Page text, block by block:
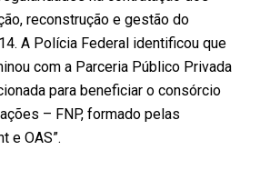
reconstrução e gestão do
A Polícia Federal identificou que
com a Parceria Público Privada
para beneficiar o consórcio
– FNP, formado pelas
e OAS”.